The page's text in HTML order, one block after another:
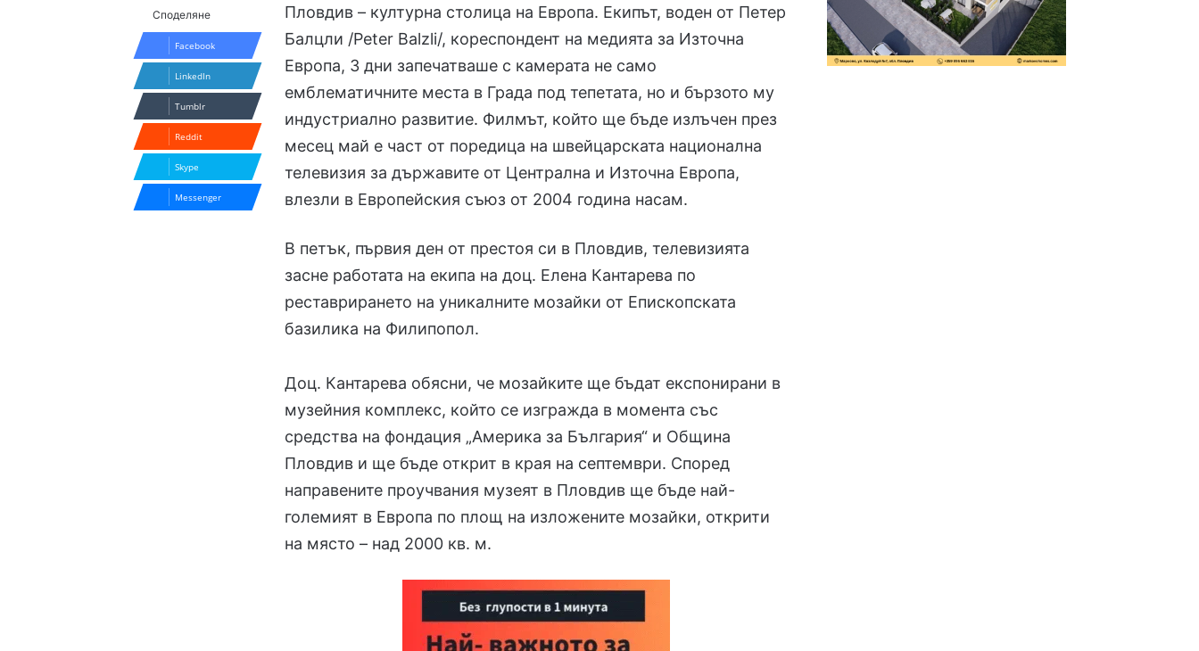
Пловдив – културна столица на Европа. Екипът, воден от Петер
Балцли /Peter Balzli/, кореспондент на медията за Източна
Европа, 3 дни запечатваше с камерата не само
емблематичните места в Града под тепетата, но и бързото му
индустриално развитие. Филмът, който ще бъде излъчен през
месец май е част от поредица на швейцарската национална
телевизия за държавите от Централна и Източна Европа,
влезли в Европейския съюз от 2004 година насам.
В петък, първия ден от престоя си в Пловдив, телевизията
засне работата на екипа на доц. Елена Кантарева по
реставрирането на уникалните мозайки от Епископската
базилика на Филипопол.
Доц. Кантарева обясни, че мозайките ще бъдат експонирани в
музейния комплекс, който се изгражда в момента със
средства на фондация „Америка за България“ и Община
Пловдив и ще бъде открит в края на септември. Според
направените проучвания музеят в Пловдив ще бъде най-
големият в Европа по площ на изложените мозайки, открити
на място – над 2000 кв. м.
Споделяне
Facebook
LinkedIn
Tumblr
Reddit
Skype
Messenger